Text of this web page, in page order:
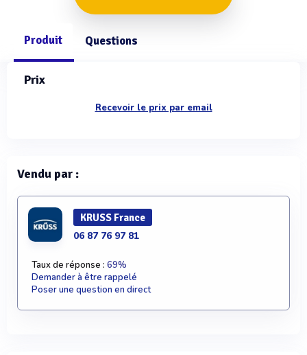
Produit Questions
Prix
Recevoir le prix par email
Vendu par :
KRUSS France
06 87 76 97 81
Taux de réponse : 69%
Demander à être rappelé
Poser une question en direct